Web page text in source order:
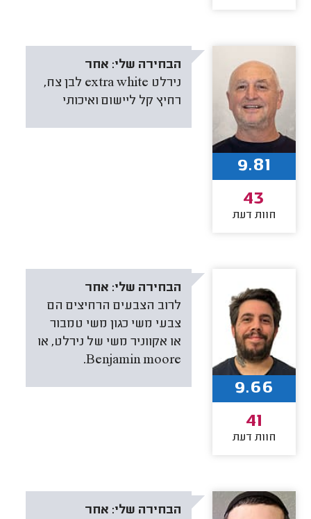
הבחירה שלי: אחר
נירלט extra white לבן צח,
רחיץ קל ליישום ואיכותי
9.81
43
חוות דעת
הבחירה שלי: אחר
לרוב הצבעים הרחיצים הם
צבעי משי כגון משי טמבור
או אקווניר משי של נירלט, או
Benjamin moore.
9.66
41
חוות דעת
הבחירה שלי: אחר